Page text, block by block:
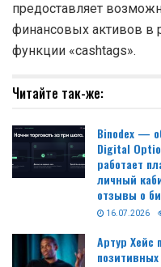
предоставляет
финансовых активов
функции «cashtags».
Читайте так-же:
Binodex —
Digital
работает
личный
отзывы о
16.07.2026
Артур Хейс
позитивных